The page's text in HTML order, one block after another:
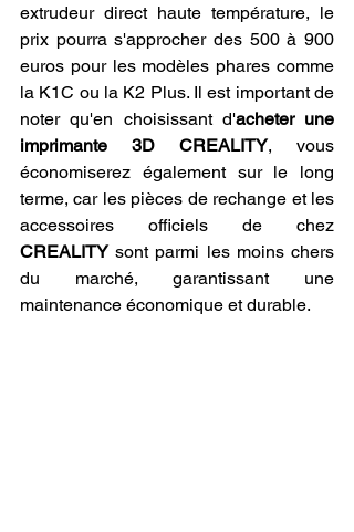
extrudeur direct haute température, le
prix pourra s'approcher des 500 à 900
euros pour les modèles phares comme
la K1C ou la K2 Plus. Il est important de
noter qu'en choisissant d'acheter une
imprimante 3D CREALITY, vous
économiserez également sur le long
terme, car les pièces de rechange et les
CREALITY sont parmi les moins chers
du marché, garantissant une
maintenance économique et durable.